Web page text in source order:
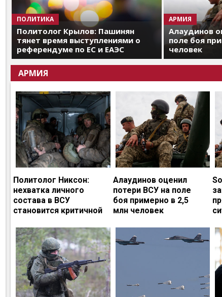
ПОЛИТИКА
Политолог Крылов: Пашинян
тянет время выступлениями о
референдуме по ЕС и ЕАЭС
АРМИЯ
Алаудинов
поле боя
человек
АРМИЯ
Политолог Никсон:
нехватка личного
состава в ВСУ
становится критичной
Алаудинов оценил
потери ВСУ на поле
боя примерно в 2,5
млн человек